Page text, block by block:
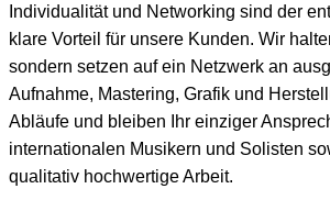
Individualität und Networking sind der
klare Vorteil für unsere Kunden. Wir
sondern setzen auf ein Netzwerk an
Aufnahme, Mastering, Grafik und
Abläufe und bleiben Ihr einziger
internationalen Musikern und Solisten
qualitativ hochwertige Arbeit.